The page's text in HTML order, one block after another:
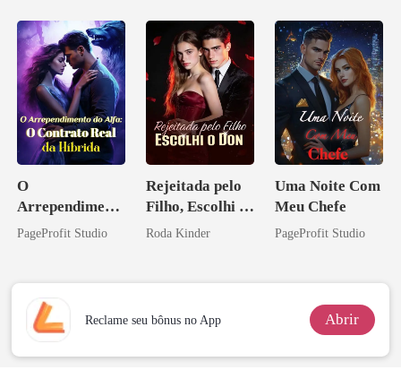
O
Arrependiment
o do Alfa: O
PageProfit Studio
Rejeitada pelo
Filho, Escolhi o
Don
Roda Kinder
Uma Noite Com
Meu Chefe
PageProfit Studio
Reclame seu bônus no App Abrir